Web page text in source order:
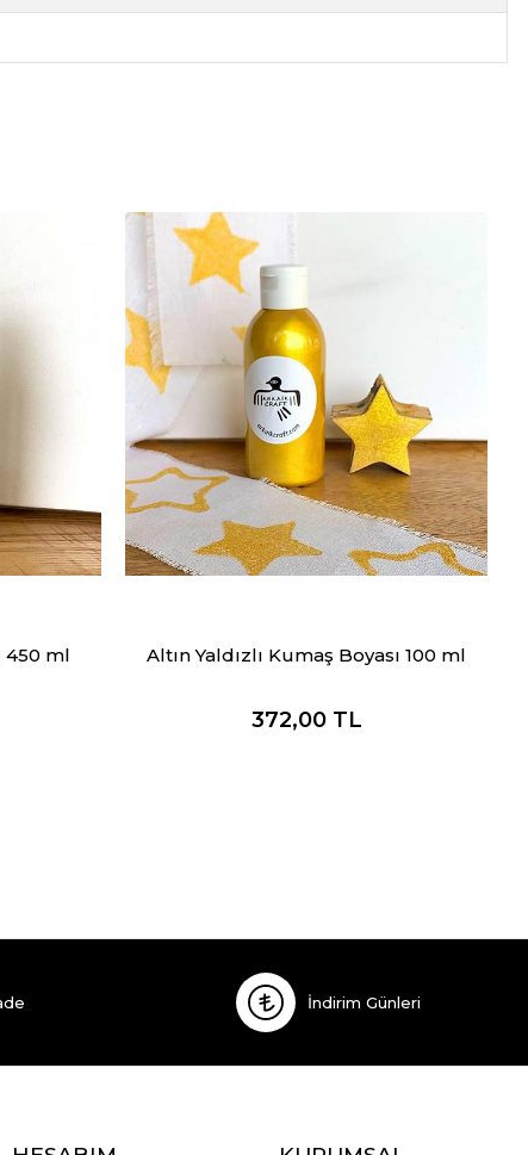
450 ml Altın Yaldızlı Kumaş Boyası 100 ml
372,00 TL
İndirim Günleri